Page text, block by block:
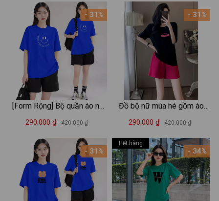
- 31%
[Form Rộng] Bộ quần áo nữ
mặc nhà chất liệu 95%
nữ LOZA BP289
290.000 ₫ 420.000 ₫
- 31%
- 31%
Đồ bộ nữ mùa hè gồm áo
thun form rộng và quần đùi
- LOZA BP341
290.000 ₫ 420.000 ₫
- 34%
Hết hàng